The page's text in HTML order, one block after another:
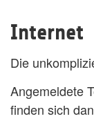
Internet
Die
Angemeldete
finden sich